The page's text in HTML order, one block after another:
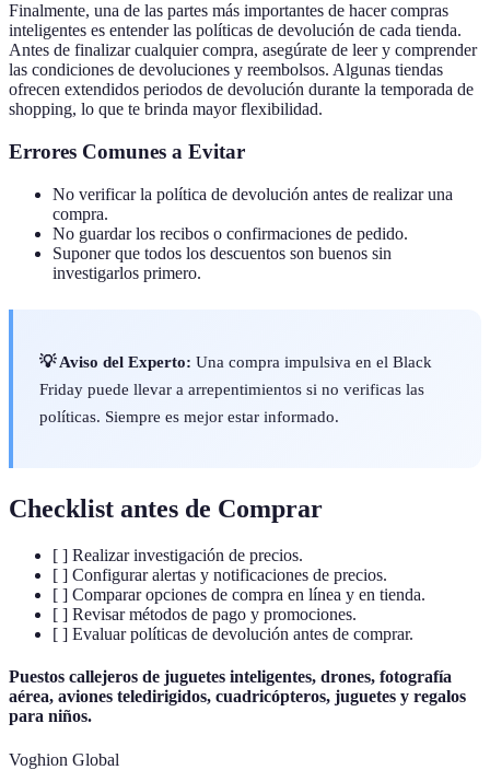
Finalmente, una de las partes más importantes de hacer compras
inteligentes es entender las políticas de devolución de cada tienda.
Antes de finalizar cualquier compra, asegúrate de leer y comprender
las condiciones de devoluciones y reembolsos. Algunas tiendas
ofrecen extendidos periodos de devolución durante la temporada de
shopping, lo que te brinda mayor flexibilidad.
Errores Comunes a Evitar
No verificar la política de devolución antes de realizar una
compra.
No guardar los recibos o confirmaciones de pedido.
Suponer que todos los descuentos son buenos sin
investigarlos primero.
💡 Aviso del Experto: Una compra impulsiva en el Black
Friday puede llevar a arrepentimientos si no verificas las
políticas. Siempre es mejor estar informado.
Checklist antes de Comprar
[ ] Realizar investigación de precios.
[ ] Configurar alertas y notificaciones de precios.
[ ] Comparar opciones de compra en línea y en tienda.
[ ] Revisar métodos de pago y promociones.
[ ] Evaluar políticas de devolución antes de comprar.
Puestos callejeros de juguetes inteligentes, drones, fotografía
aérea, aviones teledirigidos, cuadricópteros, juguetes y regalos
para niños.
Voghion Global